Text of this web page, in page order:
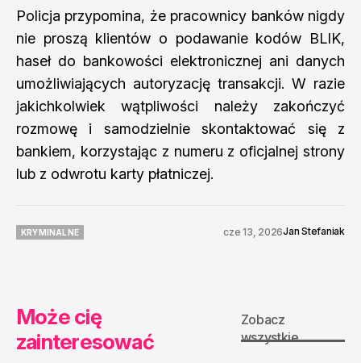
Policja przypomina, że pracownicy banków nigdy
nie proszą klientów o podawanie kodów BLIK,
haseł do bankowości elektronicznej ani danych
umożliwiających autoryzację transakcji. W razie
jakichkolwiek wątpliwości należy zakończyć
rozmowę i samodzielnie skontaktować się z
bankiem, korzystając z numeru z oficjalnej strony
lub z odwrotu karty płatniczej.
KRYMINALNE
cze 13, 2026Jan Stefaniak
Może cię
zainteresować
Zobacz
wszystkie